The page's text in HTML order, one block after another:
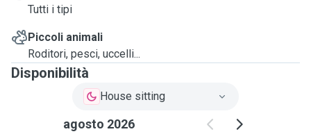
Tutti i tipi
Piccoli animali
Roditori, pesci, uccelli...
Disponibilità
House sitting
agosto 2026